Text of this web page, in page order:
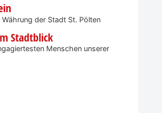
der Stadt St. Pölten
Stadtblick
Menschen unserer